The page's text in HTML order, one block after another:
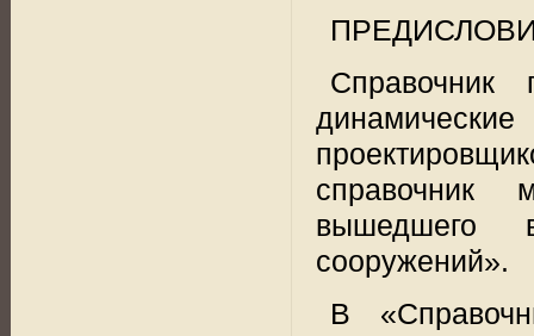
Справочник
справочник
вышедшего
сооружений».
В